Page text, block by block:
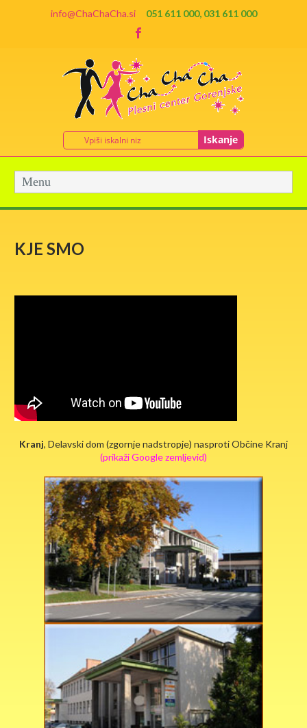
info@ChaChaCha.si 051 611 000, 031 611 000
Iskanje
Menu
KJE SMO
Kranj, Delavski dom (zgornje nadstropje) nasproti Občine Kranj
(prikaži Google zemljevid)